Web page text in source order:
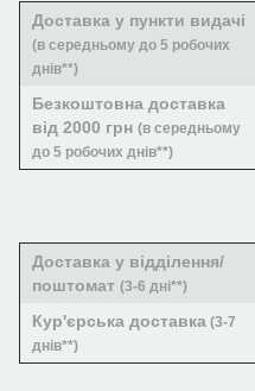
Доставка у пункти видачі
(в середньому до 5 робочих
днів**)
Безкоштовна доставка
від 2000 грн (в середньому
до 5 робочих днів**)
Доставка у відділення/
поштомат (3-6 дні**)
Кур'єрська доставка (3-7
днів**)